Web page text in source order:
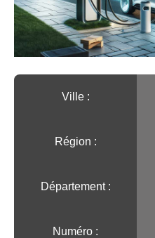
Ville :️
Région :️
Département :
Numéro :